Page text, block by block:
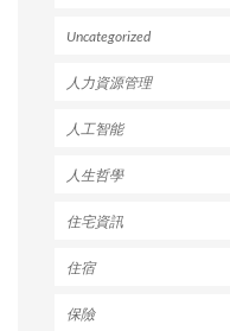
Uncategorized
人力資源管理
人工智能
人生哲學
住宅資訊
住宿
保險